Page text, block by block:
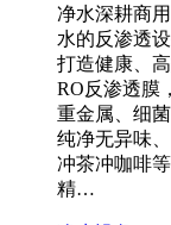
净水深耕商
水的反渗透
打造健康、
RO反渗透膜
重金属、细
纯净无异味
冲茶冲咖啡
精…